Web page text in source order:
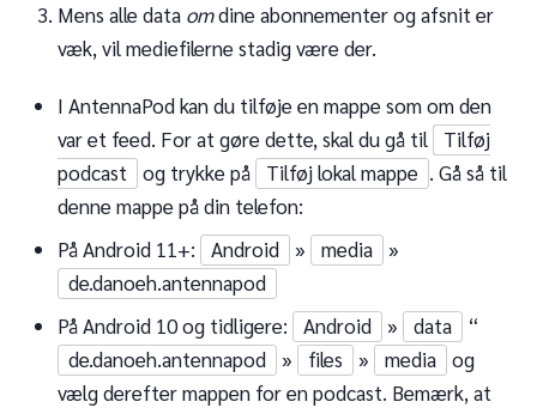
Mens alle data omdine abonnementer og afsnit er
væk, vil mediefilerne stadig være der.
I AntennaPod kan du tilføje en mappe som om den
var et feed. For at gøre dette, skal du gå til
Tilføj
podcast
og trykke på Tilføj lokal mappe . Gå så til
denne mappe på din telefon:
På Android 11+:
Android » media
»
de.danoeh.antennapod
På Android 10 og tidligere:
Android » data
“
de.danoeh.antennapod
» files » media og
vælg derefter mappen for en podcast. Bemærk, at